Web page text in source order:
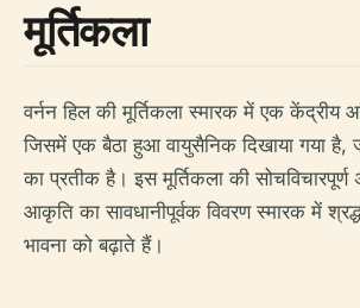
मूर्तिकला
वर्नन हिल की मूर्तिकला स्मारक में एक केंद्रीय
जिसमें एक बैठा हुआ वायुसैनिक दिखाया गया
का प्रतीक है। इस मूर्तिकला की सोचविचारपूर्ण
आकृति का सावधानीपूर्वक विवरण स्मारक में
भावना को बढ़ाते हैं।